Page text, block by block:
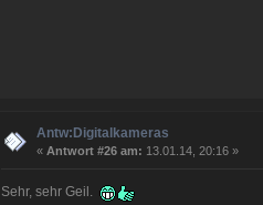
Antw:Digitalkameras
«Antwort #26 am: 13.01.14, 20:16 »
Sehr, sehr Geil.